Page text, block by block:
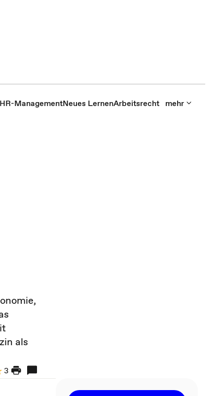
HR-ManagementNeues LernenArbeitsrecht mehr
als
3